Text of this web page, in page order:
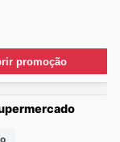
promoção